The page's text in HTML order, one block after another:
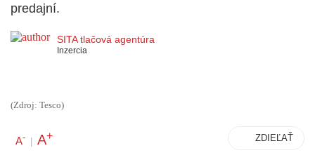
predajní.
SITA tlačová agentúra
Inzercia
(Zdroj: Tesco)
A- | A+ ZDIEĽAŤ